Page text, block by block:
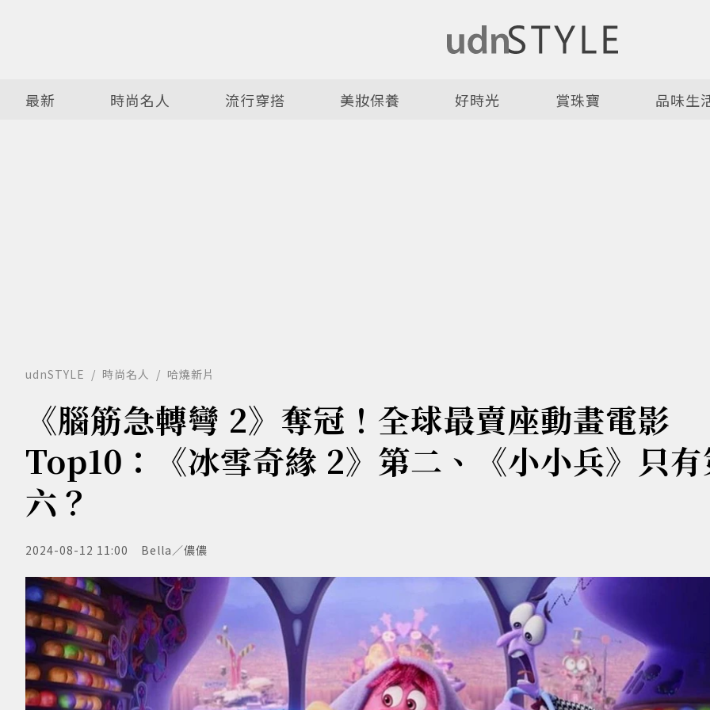
最新 時尚名人 流行穿搭 美妝保養 好時光 賞珠寶 品味生
udnSTYLE 時尚名人 哈燒新片
《腦筋急轉彎 2》奪冠！全球最賣座動畫電影
Top10：《冰雪奇緣 2》第二、《小小兵》只
六？
2024-08-12 11:00 Bella／儂儂